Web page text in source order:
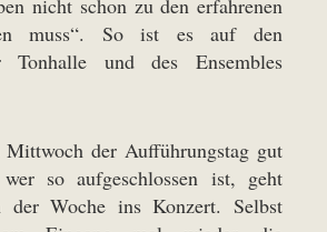
nicht schon zu den erfahrenen
muss“. So ist es auf den
Tonhalle und des Ensembles
der Aufführungstag gut
so aufgeschlossen ist, geht
Woche ins Konzert. Selbst